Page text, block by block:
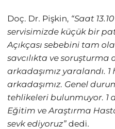
Doç. Dr. Pişkin, “Saat
servisimizde küçük bir
Açıkçası sebebini tam
savcılıkta ve soruşturma
arkadaşımız yaralandı. 1
arkadaşımız. Genel
tehlikeleri bulunmuyor. 1
Eğitim ve Araştırma
sevk ediyoruz” dedi.